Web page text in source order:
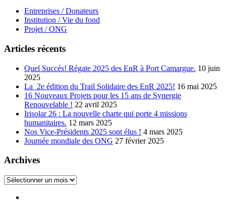
Entreprises / Donateurs
Institution / Vie du fond
Projet / ONG
Articles récents
Quel Succés! Régate 2025 des EnR à Port Camargue. 10 juin
2025
La 2e édition du Trail Solidaire des EnR 2025! 16 mai 2025
16 Nouveaux Projets pour les 15 ans de Synergie
Renouvelable ! 22 avril 2025
Irisolar 26 : La nouvelle charte qui porte 4 missions
humanitaires. 12 mars 2025
Nos Vice-Présidents 2025 sont élus ! 4 mars 2025
Journée mondiale des ONG 27 février 2025
Archives
Archives